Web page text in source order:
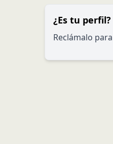
¿Es tu perfil?
Reclámalo